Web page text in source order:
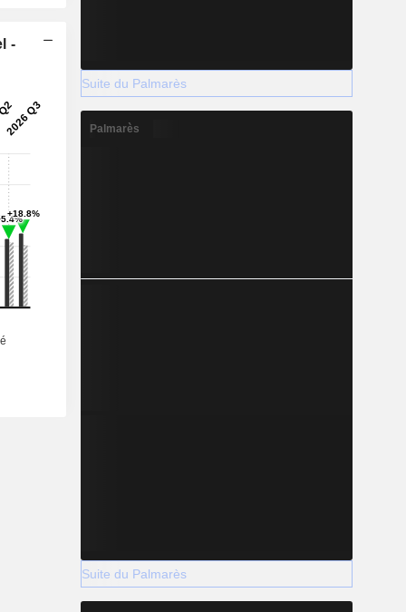
-
Suite du Palmarès
Palmarès
Suite du Palmarès